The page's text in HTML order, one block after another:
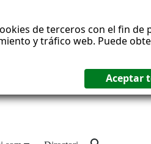
de terceros con el fin de
y tráfico web. Puede